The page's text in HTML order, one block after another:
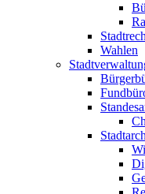
Wahlen